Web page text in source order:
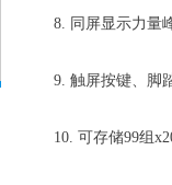
8. 同屏显示力量
9. 触屏按键、 脚
10. 可存储99组